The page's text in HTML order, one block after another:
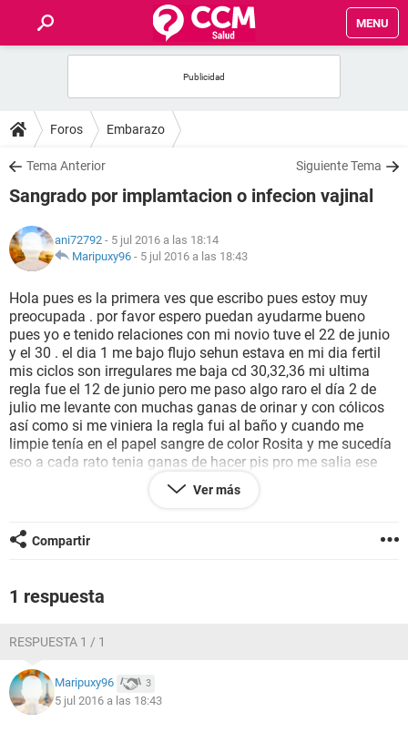
MENU
FOROS
SALUD
FAMILIA
NUTRICIÓN
BIENESTAR
SEXUALIDAD
GLOSARIO
Foros Embarazo
Tema Anterior Siguiente Tema
Sangrado por implamtacion o infecion vajinal
ani72792 - 5 jul 2016 a las 18:14
Maripuxy96 - 5 jul 2016 a las 18:43
Hola pues es la primera ves que escribo pues estoy muy
preocupada . por favor espero puedan ayudarme bueno
pues yo e tenido relaciones con mi novio tuve el 22 de junio
y el 30 . el dia 1 me bajo flujo sehun estava en mi dia fertil
mis ciclos son irregulares me baja cd 30,32,36 mi ultima
regla fue el 12 de junio pero me paso algo raro el día 2 de
julio me levante con muchas ganas de orinar y con cólicos
así como si me viniera la regla fui al baño y cuando me
limpie tenía en el papel sangre de color Rosita y me sucedía
eso a cada rato tenia ganas de hacer pis pro me salia ese
sangrado se me calmo en un día el día 4 me paso lo mismo
e tenido muchos cólicos y ese sangrado alguien que me
tenga algo mas grave o una infección ... Ante todo gracias
por tomarse un tiempo para leer mi duda
Ver más
Compartir
1 respuesta
RESPUESTA 1 / 1
Maripuxy96 3
5 jul 2016 a las 18:43